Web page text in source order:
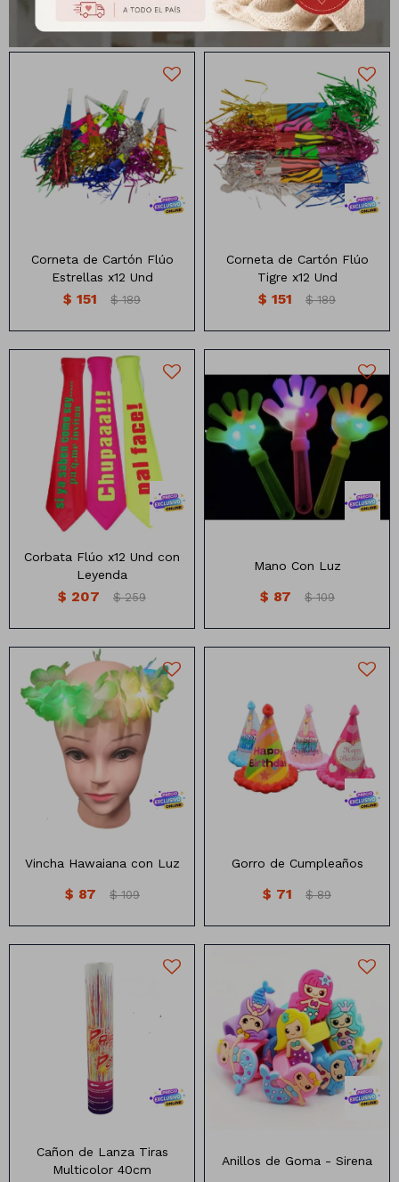
Corneta de Cartón Flúo x12
Und
Corneta de Cartón Flúo
Estrellas x12 Und
$ 151 $ 189
Corneta de Cartón x12 Und
Corneta de Cartón Flúo
Tigre x12 Und
$ 151 $ 189
corbata con leyenda x12
unidades
Corbata Flúo x12 Und con
Leyenda
$ 207 $ 259
Mano con Luz
Mano Con Luz
$ 87 $ 109
Vincha Hawaina con Luz
Vincha Hawaiana con Luz
$ 87 $ 109
Gorro de Cartón
Gorro de Cumpleaños
$ 71 $ 89
Cañon Lanza tiras de
Papelito 40cm
Cañon de Lanza Tiras
Multicolor 40cm
Anillos de Goma Surtidos
Anillos de Goma - Sirena